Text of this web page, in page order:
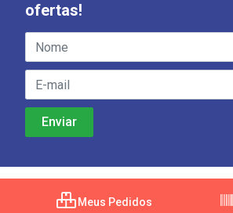
ofertas!
Meus Pedidos